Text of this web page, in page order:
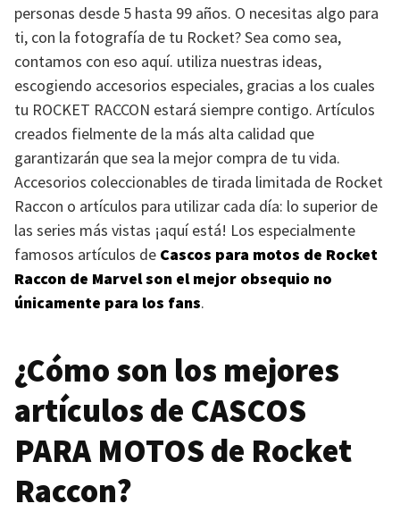
personas desde 5 hasta 99 años. O necesitas algo para
ti, con la fotografía de tu Rocket? Sea como sea,
contamos con eso aquí. utiliza nuestras ideas,
escogiendo accesorios especiales, gracias a los cuales
tu ROCKET RACCON estará siempre contigo. Artículos
creados fielmente de la más alta calidad que
garantizarán que sea la mejor compra de tu vida.
Accesorios coleccionables de tirada limitada de Rocket
Raccon o artículos para utilizar cada día: lo superior de
las series más vistas ¡aquí está! Los especialmente
famosos artículos de Cascos para motos de Rocket
Raccon de Marvel son el mejor obsequio no
únicamente para los fans.
¿Cómo son los mejores
artículos de CASCOS
PARA MOTOS de Rocket
Raccon?